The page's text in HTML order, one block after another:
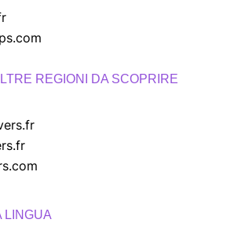
REGIONI DA SCOPRIRE
LINGUA